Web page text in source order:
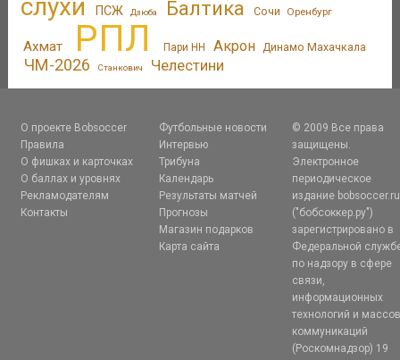
слухи
ПСЖ Дзюба Балтика Сочи Оренбург
Ахмат РПЛ Пари НН Акрон Динамо Махачкала
ЧМ-2026 Станкович Челестини
О проекте Bobsoccer
Правила
О фишках и карточках
О баллах и уровнях
Рекламодателям
Контакты
Футбольные новости
Интервью
Трибуна
Календарь
Результаты матчей
Прогнозы
Магазин подарков
Карта сайта
© 2009 Все права
защищены.
Электронное
периодическое
издание bobsoccer.ru
("бобсоккер.ру")
зарегистрировано в
Федеральной
по надзору в сфере
связи,
информационных
технологий и
коммуникаций
(Роскомнадзор) 19